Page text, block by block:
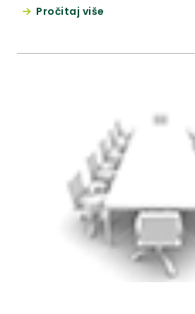
Pročitaj više